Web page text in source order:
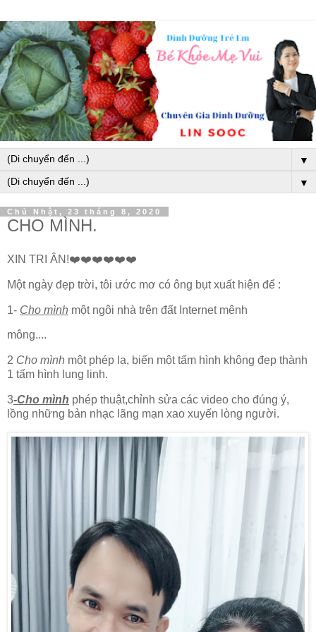
▼
▼
Chủ Nhật, 23 tháng 8, 2020
CHO MÌNH.
XIN TRI ÂN!❤️❤️❤️❤️❤️❤️
Một ngày đẹp trời, tôi ước mơ có ông bụt xuất hiện để :
1- Cho mình một ngôi nhà trên đất Internet mênh
mông....
2 Cho mình một phép lạ, biến một tấm hình không đẹp thành
1 tấm hình lung linh.
3-Cho mình phép thuật,chỉnh sửa các video cho đúng ý,
lồng những bản nhạc lãng mạn xao xuyến lòng người.